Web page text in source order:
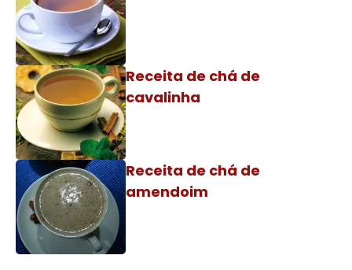
Receita de chá de
cavalinha
Receita de chá de
amendoim